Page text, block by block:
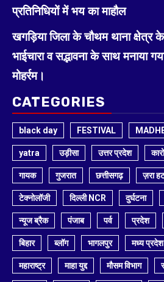
प्रतिनिधियों में भय का माहौल
खगड़िया जिला के चौथम थाना क्षेत्र
भाईचारा व सद्भावना के साथ मनाया
मोहर्रम।
CATEGORIES
black day FESTIVAL
yatra उड़ीसा उत्तर प्रदेश
गायक गुजरात छत्तीसगढ़ ज़रा
टेक्नोलॉजी दिल्ली NCR दुर्घटना
न्यूज ब्रैक पंजाब पर्व प्रदेश
बिहार ब्लॉग भागलपुर मध्य प्रदेश
महाराष्ट्र माहा युद्द मौसम विभाग